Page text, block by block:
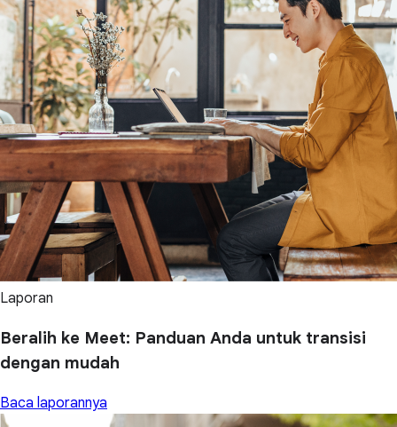
Laporan
Beralih ke Meet: Panduan Anda untuk transisi
dengan mudah
Baca laporannya